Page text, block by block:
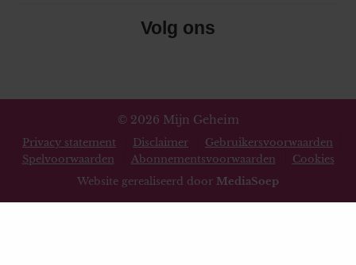
Volg ons
© 2026 Mijn Geheim
Privacy statement Disclaimer
Gebruikersvoorwaarden
Spelvoorwaarden
Abonnementsvoorwaarden
Cookies
Website gerealiseerd door MediaSoep